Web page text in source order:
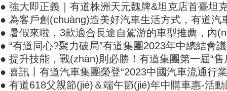
● 強大即正義｜有道株洲天元魏牌&坦克店首臺坦
● 為客戶創(chuàng)造美好汽車生活方式，有道
● 暑假來啦，3款適合長途自駕游的車型推薦，
● “有道同心?聚力破局”有道集團2023年中總結會
● 提升技能，戰(zhàn)則必勝！有道集團第一
● 喜訊丨有道汽車集團榮登“2023中國汽車流通行
● 有道618父親節(jié)＆端午節(jié)年中購車惠-活動圓